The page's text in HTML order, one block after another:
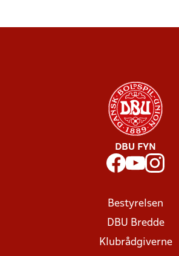
DBU FYN
Bestyrelsen
DBU Bredde
Klubrådgiverne